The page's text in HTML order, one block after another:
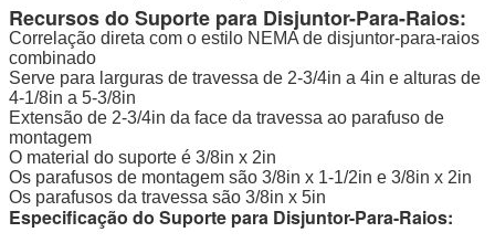
Recursos do Suporte para Disjuntor-Para-Raios:
Correlação direta com o estilo NEMA de disjuntor-para-raios
combinado
Serve para larguras de travessa de 2-3/4in a 4in e alturas de
4-1/8in a 5-3/8in
Extensão de 2-3/4in da face da travessa ao parafuso de
montagem
O material do suporte é 3/8in x 2in
Os parafusos de montagem são 3/8in x 1-1/2in e 3/8in x 2in
Os parafusos da travessa são 3/8in x 5in
Especificação do Suporte para Disjuntor-Para-Raios: